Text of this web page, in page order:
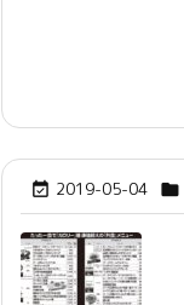
 2019-05-04 